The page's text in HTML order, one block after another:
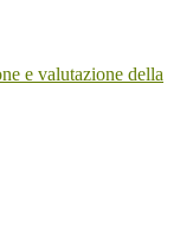
e valutazione della